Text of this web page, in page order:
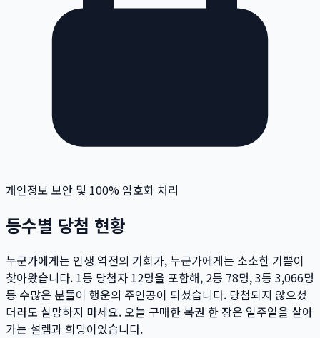
개인정보 보안 및 100% 암호화 처리
등수별 당첨 현황
누군가에게는 인생 역전의 기회가, 누군가에게는 소소한 기쁨이
찾아왔습니다. 1등 당첨자 12명을 포함해, 2등 78명, 3등 3,066명
등 수많은 분들이 행운의 주인공이 되셨습니다. 당첨되지 않으셨
더라도 실망하지 마세요. 오늘 구매한 복권 한 장은 일주일을 살아
가는 설렘과 희망이었습니다.